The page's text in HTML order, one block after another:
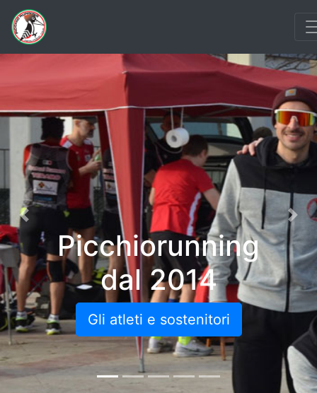
Picchiorunning
dal 2014
Gli atleti e sostenitori
Previous